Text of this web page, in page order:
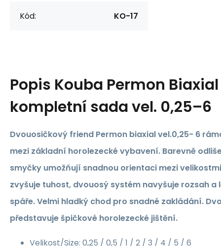
Kód: KO-17
Popis Kouba Permon
kompletní sada vel. 0,25–6
Dvouosičkový friend Permon biaxial vel.0,25- 6
mezi základní horolezecké vybavení. Barevně
smyčky umožňují snadnou orientaci mezi
zvyšuje tuhost, dvouosý systém navyšuje rozsah
spáře. Velmi hladký chod pro snadné zakládání.
představuje špičkové horolezecké jištění.
Velikost/Size: 0,25 / 0,5 / 1 / 2 / 3 / 4 / 5 / 6